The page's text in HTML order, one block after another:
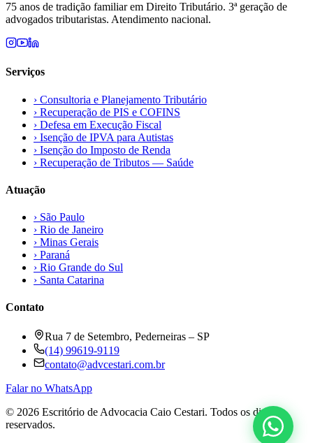
75 anos de tradição familiar em Direito Tributário. 3ª geração de
advogados tributaristas. Atendimento nacional.
Serviços
› Consultoria e Planejamento Tributário
› Recuperação de PIS e COFINS
› Defesa em Execução Fiscal
› Isenção de IPVA para Autistas
› Isenção do Imposto de Renda
› Recuperação de Tributos — Saúde
Atuação
› São Paulo
› Rio de Janeiro
› Minas Gerais
› Paraná
› Rio Grande do Sul
› Santa Catarina
Contato
Rua 7 de Setembro, Pederneiras – SP
(14) 99619-9119
contato@advcestari.com.br
Falar no WhatsApp
© 2026 Escritório de Advocacia Caio Cestari. Todos os direitos
reservados.